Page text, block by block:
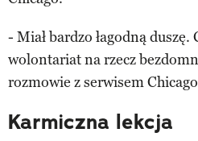
- Miał bardzo łagodną duszę.
wolontariat na rzecz
rozmowie z serwisem
Karmiczna lekcja